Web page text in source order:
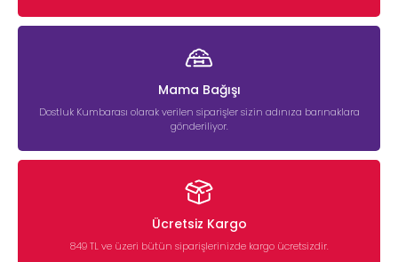
Mama Bağışı
Dostluk Kumbarası olarak verilen siparişler sizin adınıza barınaklara
gönderiliyor.
Ücretsiz Kargo
849 TL ve üzeri bütün siparişlerinizde kargo ücretsizdir.